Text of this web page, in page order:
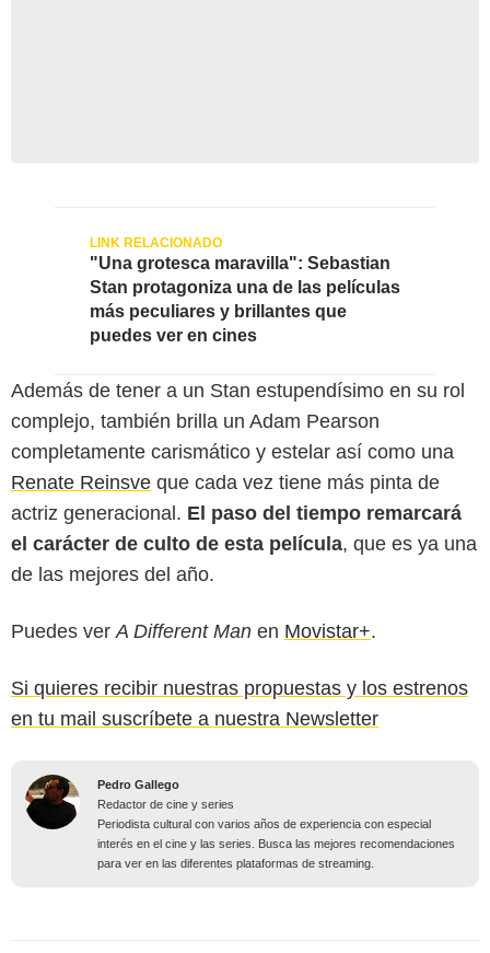
"Una grotesca maravilla": Sebastian
Stan protagoniza una de las películas
más peculiares y brillantes que
puedes ver en cines
Además de tener a un Stan estupendísimo en su rol
complejo, también brilla un Adam Pearson
completamente carismático y estelar así como una
Renate Reinsve que cada vez tiene más pinta de
actriz generacional. El paso del tiempo remarcará
el carácter de culto de esta película, que es ya una
de las mejores del año.
Puedes ver A Different Man en Movistar+.
Si quieres recibir nuestras propuestas y los estrenos
en tu mail suscríbete a nuestra Newsletter
Pedro Gallego
Redactor de cine y series
Periodista cultural con varios años de experiencia con especial
interés en el cine y las series. Busca las mejores recomendaciones
para ver en las diferentes plataformas de streaming.